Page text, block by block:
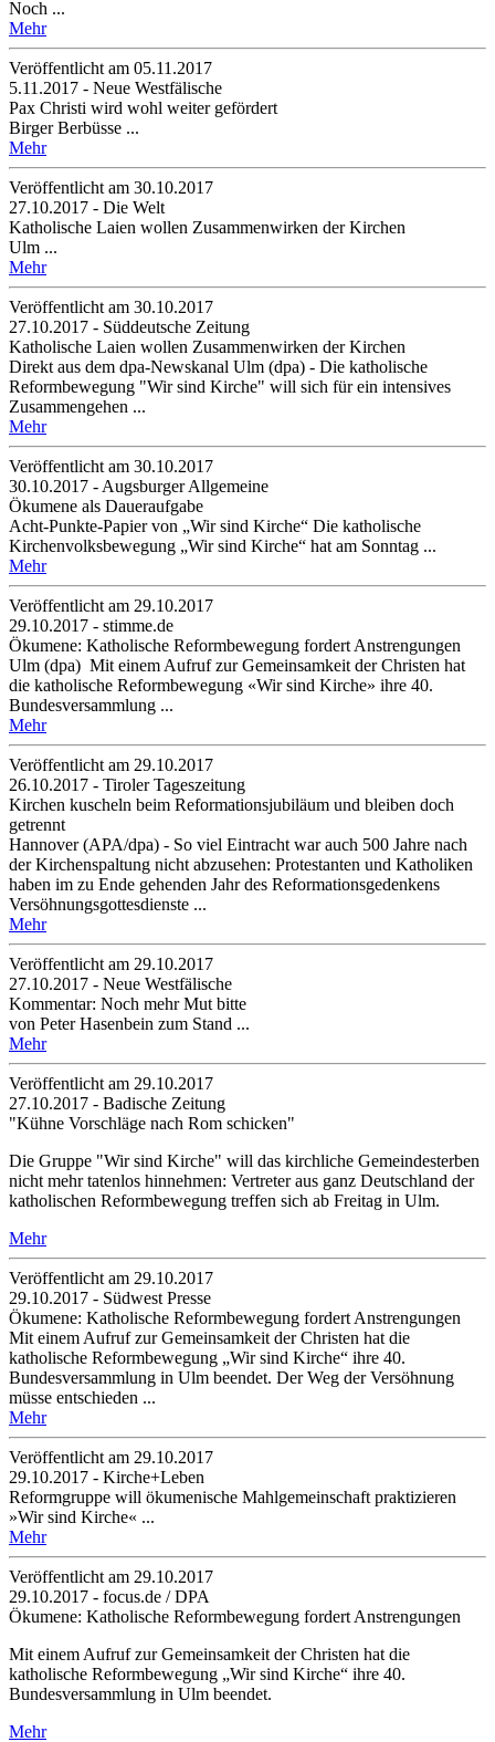
Noch ...
Mehr
Veröffentlicht am 05­.11.2017
5.11.2017 - Neue Westfälische
Pax Christi wird wohl weiter gefördert
Birger Berbüsse ...
Mehr
Veröffentlicht am 30­.10.2017
27.10.2017 - Die Welt
Katholische Laien wollen Zusammenwirken der Kirchen
Ulm ...
Mehr
Veröffentlicht am 30­.10.2017
27.10.2017 - Süddeutsche Zeitung
Katholische Laien wollen Zusammenwirken der Kirchen
Direkt aus dem dpa-Newskanal Ulm (dpa) - Die katholische
Reformbewegung "Wir sind Kirche" will sich für ein intensives
Zusammengehen ...
Mehr
Veröffentlicht am 30­.10.2017
30.10.2017 - Augsburger Allgemeine
Ökumene als Daueraufgabe
Acht-Punkte-Papier von „Wir sind Kirche“ Die katholische
Kirchenvolksbewegung „Wir sind Kirche“ hat am Sonntag ...
Mehr
Veröffentlicht am 29­.10.2017
29.10.2017 - stimme.de
Ökumene: Katholische Reformbewegung fordert Anstrengungen
Ulm (dpa) Mit einem Aufruf zur Gemeinsamkeit der Christen hat
die katholische Reformbewegung «Wir sind Kirche» ihre 40.
Bundesversammlung ...
Mehr
Veröffentlicht am 29­.10.2017
26.10.2017 - Tiroler Tageszeitung
Kirchen kuscheln beim Reformationsjubiläum und bleiben doch
getrennt
Hannover (APA/dpa) - So viel Eintracht war auch 500 Jahre nach
der Kirchenspaltung nicht abzusehen: Protestanten und Katholiken
haben im zu Ende gehenden Jahr des Reformationsgedenkens
Versöhnungsgottesdienste ...
Mehr
Veröffentlicht am 29­.10.2017
27.10.2017 - Neue Westfälische
Kommentar: Noch mehr Mut bitte
von Peter Hasenbein zum Stand ...
Mehr
Veröffentlicht am 29­.10.2017
27.10.2017 - Badische Zeitung
"Kühne Vorschläge nach Rom schicken"
Die Gruppe "Wir sind Kirche" will das kirchliche Gemeindesterben
nicht mehr tatenlos hinnehmen: Vertreter aus ganz Deutschland der
katholischen Reformbewegung treffen sich ab Freitag in Ulm.
Mehr
Veröffentlicht am 29­.10.2017
29.10.2017 - Südwest Presse
Ökumene: Katholische Reformbewegung fordert Anstrengungen
Mit einem Aufruf zur Gemeinsamkeit der Christen hat die
katholische Reformbewegung „Wir sind Kirche“ ihre 40.
Bundesversammlung in Ulm beendet. Der Weg der Versöhnung
müsse entschieden ...
Mehr
Veröffentlicht am 29­.10.2017
29.10.2017 - Kirche+Leben
Reformgruppe will ökumenische Mahlgemeinschaft praktizieren
»Wir sind Kirche« ...
Mehr
Veröffentlicht am 29­.10.2017
29.10.2017 - focus.de / DPA
Ökumene: Katholische Reformbewegung fordert Anstrengungen
Mit einem Aufruf zur Gemeinsamkeit der Christen hat die
katholische Reformbewegung „Wir sind Kirche“ ihre 40.
Bundesversammlung in Ulm beendet.
Mehr